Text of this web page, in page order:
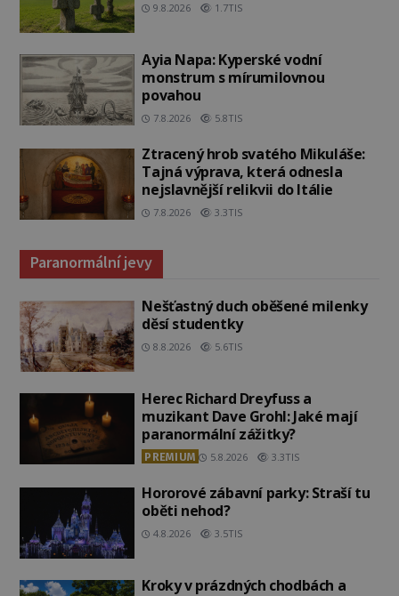
9.8.2026 1.7TIS
Ayia Napa: Kyperské vodní
monstrum s mírumilovnou
povahou
7.8.2026 5.8TIS
Ztracený hrob svatého Mikuláše:
Tajná výprava, která odnesla
nejslavnější relikvii do Itálie
7.8.2026 3.3TIS
Paranormální jevy
Nešťastný duch oběšené milenky
děsí studentky
8.8.2026 5.6TIS
Herec Richard Dreyfuss a
muzikant Dave Grohl: Jaké mají
paranormální zážitky?
PREMIUM 5.8.2026 3.3TIS
Hororové zábavní parky: Straší tu
oběti nehod?
4.8.2026 3.5TIS
Kroky v prázdných chodbách a